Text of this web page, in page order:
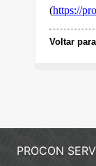
(https://
Voltar
PROCON